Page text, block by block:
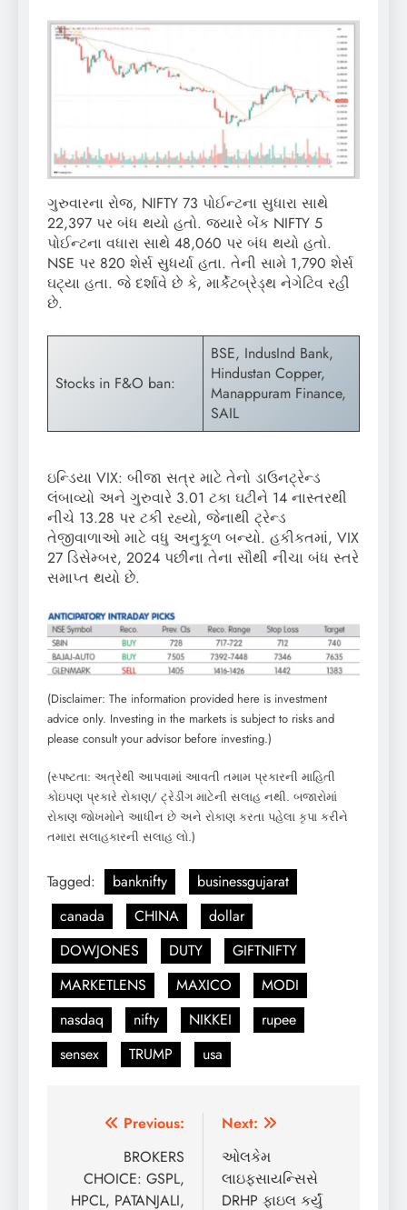
ગુરુવારના રોજ, NIFTY 73 પોઈન્ટના સુધારા સાથે
22,397 પર બંધ થયો હતો. જ્યારે બેંક NIFTY 5
પોઈન્ટના વધારા સાથે 48,060 પર બંધ થયો હતો.
NSE પર 820 શેર્સ સુધર્યા હતા. તેની સામે 1,790 શેર્સ
ઘટ્યા હતા. જે દર્શાવે છે કે, માર્કેટબ્રેડ્થ નેગેટિવ રહી
છે.
Stocks in F&O ban:
BSE, IndusInd Bank,
Hindustan Copper,
Manappuram Finance,
SAIL
ઇન્ડિયા VIX: બીજા સત્ર માટે તેનો ડાઉનટ્રેન્ડ
લંબાવ્યો અને ગુરુવારે 3.01 ટકા ઘટીને 14 નાસ્તરથી
નીચે 13.28 પર ટકી રહ્યો, જેનાથી ટ્રેન્ડ
તેજીવાળાઓ માટે વધુ અનુકૂળ બન્યો. હકીકતમાં, VIX
27 ડિસેમ્બર, 2024 પછીના તેના સૌથી નીચા બંધ સ્તરે
સમાપ્ત થયો છે.
(Disclaimer: The information provided here is investment
advice only. Investing in the markets is subject to risks and
please consult your advisor before investing.)
(સ્પષ્ટતા: અત્રેથી આપવામાં આવતી તમામ પ્રકારની માહિતી
કોઇપણ પ્રકારે રોકાણ/ ટ્રેડીંગ માટેની સલાહ નથી. બજારોમાં
રોકાણ જોખમોને આધીન છે અને રોકાણ કરતા પહેલા કૃપા કરીને
તમારા સલાહકારની સલાહ લો.)
Tagged: banknifty
businessgujarat
canada
CHINA
dollar
DOWJONES
DUTY
GIFTNIFTY
MARKETLENS
MAXICO
MODI
nasdaq
nifty NIKKEI
rupee
sensex
TRUMP usa
Post
navigation
Previous:
BROKERS
CHOICE: GSPL,
HPCL, PATANJALI,
Next:
ઓલકેમ
લાઇફસાયન્સિસે
DRHP ફાઇલ કર્યું